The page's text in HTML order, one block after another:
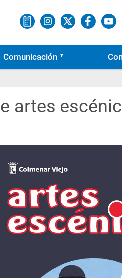
Comunicación
artes